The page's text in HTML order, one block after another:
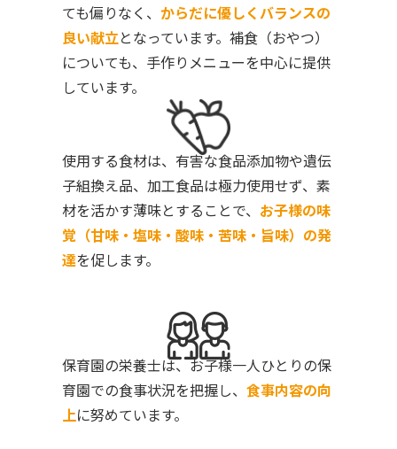
ても偏りなく、 からだに優しくバランスの
良い献立となっています。補食（おやつ）
についても、手作りメニューを中心に提供
しています。
使用する食材は、有害な食品添加物や遺伝
子組換え品、加工食品は極力使用せず、素
材を活かす薄味とすることで、 お子様の味
覚（甘味・塩味・酸味・苦味・旨味）の発
達を促します。
保育園の栄養士は、お子様一人ひとりの保
育園での食事状況を把握し、 食事内容の向
上に努めています。